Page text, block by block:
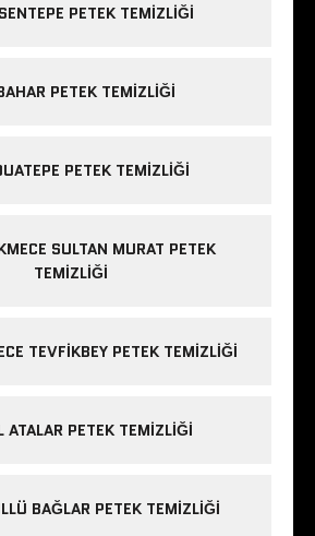
PETEK TEMIZLIĞI
PETEK TEMIZLIĞI
PETEK TEMIZLIĞI
SULTAN MURAT PETEK
TEMIZLIĞI
TEVFIKBEY PETEK TEMIZLIĞI
ATALAR PETEK TEMIZLIĞI
BAĞLAR PETEK TEMIZLIĞI